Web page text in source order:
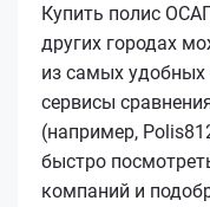
Купить полис
других городах
из самых
сервисы
(например,
быстро
компаний и